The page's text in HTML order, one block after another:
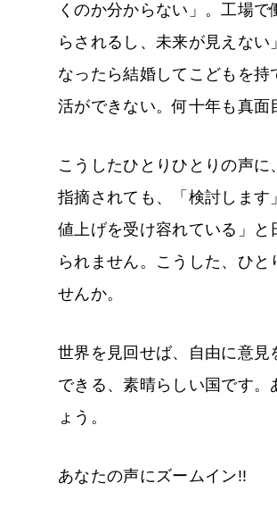
くのか分からない」。工場
らされるし、未来が見えな
なったら結婚してこどもを
活ができない。何十年も真面
こうしたひとりひとりの声
指摘されても、「検討しま
値上げを受け容れている」
られません。こうした、ひ
せんか。
世界を見回せば、自由に意
できる、素晴らしい国です
ょう。
あなたの声にズームイン!!